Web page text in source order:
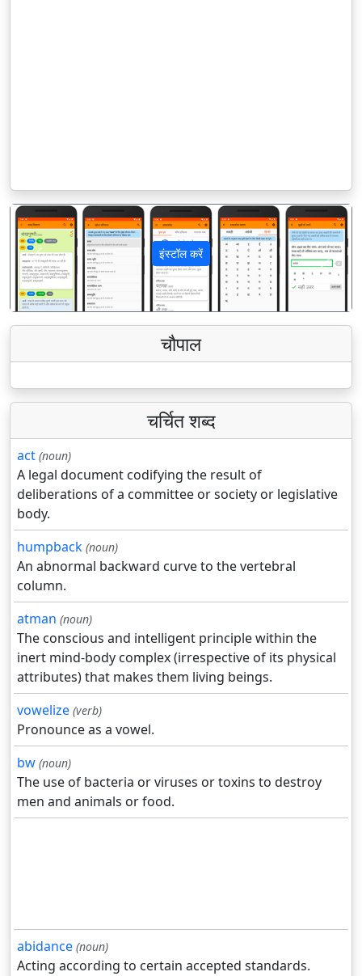
इंस्टॉल करें
पिछला अगला
चौपाल
चर्चित शब्द
act (noun)
A legal document codifying the result of
deliberations of a committee or society or legislative
body.
humpback (noun)
An abnormal backward curve to the vertebral
column.
atman (noun)
The conscious and intelligent principle within the
inert mind-body complex (irrespective of its physical
attributes) that makes them living beings.
vowelize (verb)
Pronounce as a vowel.
bw (noun)
The use of bacteria or viruses or toxins to destroy
men and animals or food.
abidance (noun)
Acting according to certain accepted standards.